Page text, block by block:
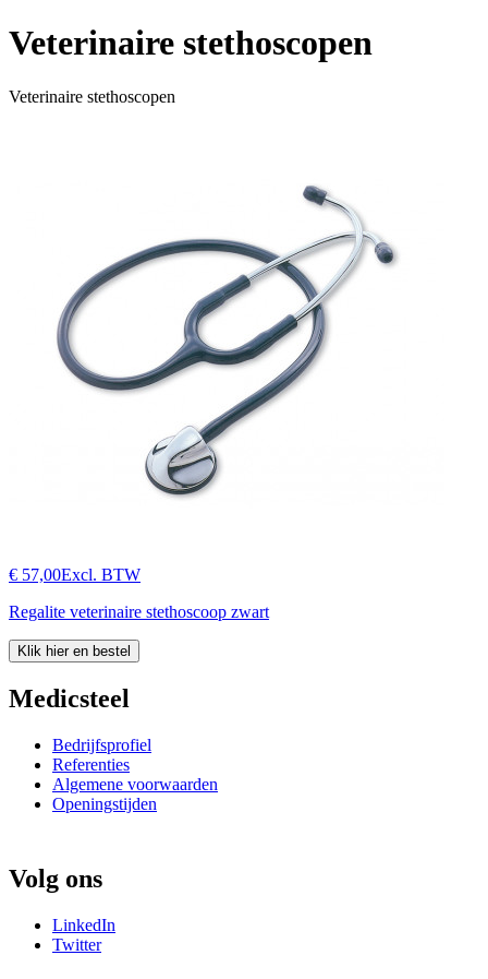
Veterinaire stethoscopen
Veterinaire stethoscopen
€ 57,00Excl. BTW
Regalite veterinaire stethoscoop zwart
Klik hier en bestel
Medicsteel
Bedrijfsprofiel
Referenties
Algemene voorwaarden
Openingstijden
Volg ons
LinkedIn
Twitter